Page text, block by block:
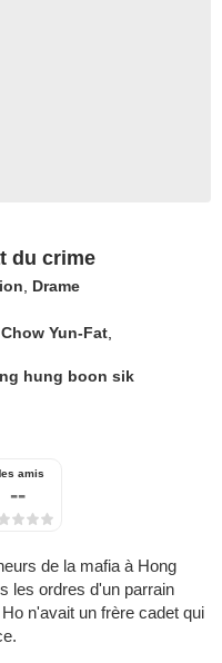
du crime
Drame
,Chow Yun-Fat
hung boon sik
amis
--
de la mafia à Hong
les ordres d'un parrain
n'avait un frère cadet qui